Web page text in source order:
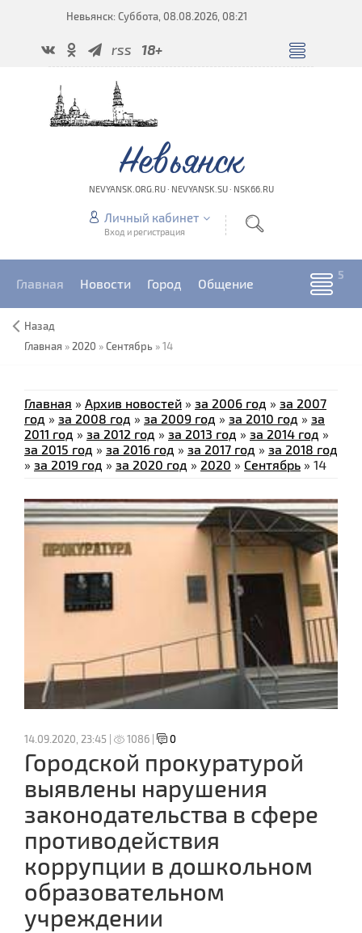
Невьянск: Суббота, 08.08.2026, 08:21
rss 18+
Невьянск
NEVYANSK.ORG.RU · NEVYANSK.SU · NSK66.RU
Личный кабинет
Вход и регистрация
Главная Новости Город Общение
Назад
Главная » 2020 »Сентябрь »14
Главная » Архив новостей » за 2006 год » за 2007
год » за 2008 год » за 2009 год » за 2010 год » за
2011 год » за 2012 год » за 2013 год » за 2014 год »
за 2015 год » за 2016 год » за 2017 год » за 2018 год
» за 2019 год » за 2020 год » 2020 » Сентябрь » 14
14.09.2020, 23:45 | 1086 | 0
Городской прокуратурой
выявлены нарушения
законодательства в сфере
противодействия
коррупции в дошкольном
образовательном
учреждении